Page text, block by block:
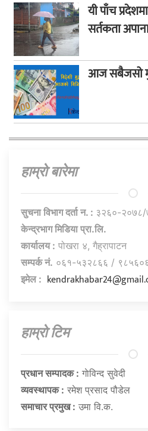
यी पाँच
सर्तकता
आज सबैजसो
हाम्राे बारेमा
सुचना विभाग दर्ता न. : ३२६०-२०७८/
केन्द्रभाग मिडिया प्रा.लि.
कार्यालय : पोखरा ४, गैह्रापाटन
सम्पर्क नं. ०६१-५३२८६६ /
इमेल :
हाम्राे टिम
प्रधान सम्पादक : गाेविन्द सुवेदी
व्यवस्थापक : रमेश प्रसाद पौडेल
समाचार प्रमुख : उमा वि.क.